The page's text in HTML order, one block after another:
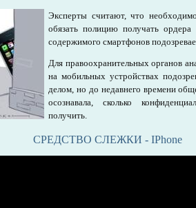
Эксперты считают, что
обязать полицию получать ордера
содержимого смартфонов
Для правоохранительных органов
на мобильных устройствах
делом, но до недавнего времени
осознавала, сколько
получить.
СРЕДСТВО СЛЕЖКИ - IPhone